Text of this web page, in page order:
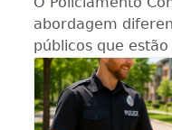
abordagem
públicos que